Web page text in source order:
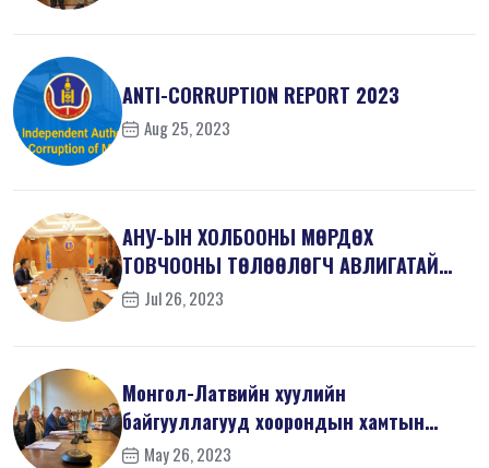
ANTI-СORRUPTION REPORT 2023
Aug 25, 2023
АНУ-ЫН ХОЛБООНЫ МӨРДӨХ
ТОВЧООНЫ ТӨЛӨӨЛӨГЧ АВЛИГАТАЙ
ТЭМЦЭХ ГАЗАРТ ЗОЧЛ...
Jul 26, 2023
Монгол-Латвийн хуулийн
байгууллагууд хоорондын хамтын
ажиллагаанд ахиц...
May 26, 2023